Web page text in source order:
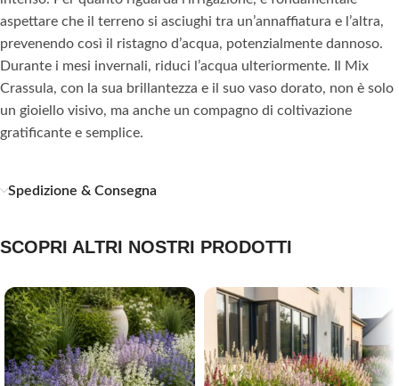
aspettare che il terreno si asciughi tra un’annaffiatura e l’altra,
prevenendo così il ristagno d’acqua, potenzialmente dannoso.
Durante i mesi invernali, riduci l’acqua ulteriormente. Il Mix
Crassula, con la sua brillantezza e il suo vaso dorato, non è solo
un gioiello visivo, ma anche un compagno di coltivazione
gratificante e semplice.
Spedizione & Consegna
SCOPRI ALTRI NOSTRI PRODOTTI